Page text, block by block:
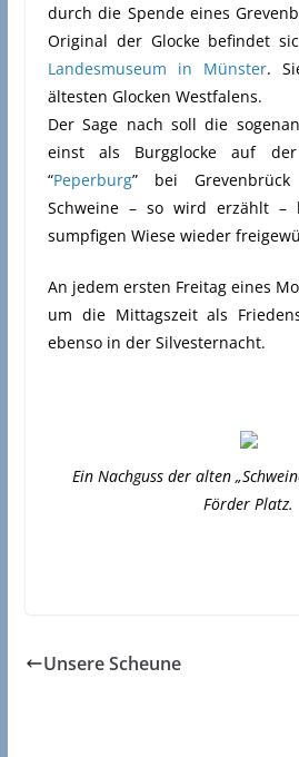
durch die Spende eines
Original der Glocke befindet
Landesmuseum in Münster.
ältesten Glocken Westfalens.
Der Sage nach soll die
einst als Burgglocke auf
“Peperburg” bei Grevenbrück
Schweine – so wird erzählt
sumpfigen Wiese wieder
An jedem ersten Freitag eines
um die Mittagszeit als
ebenso in der Silvesternacht.
Ein Nachguss der alten
Förder Platz.
Unsere Scheune